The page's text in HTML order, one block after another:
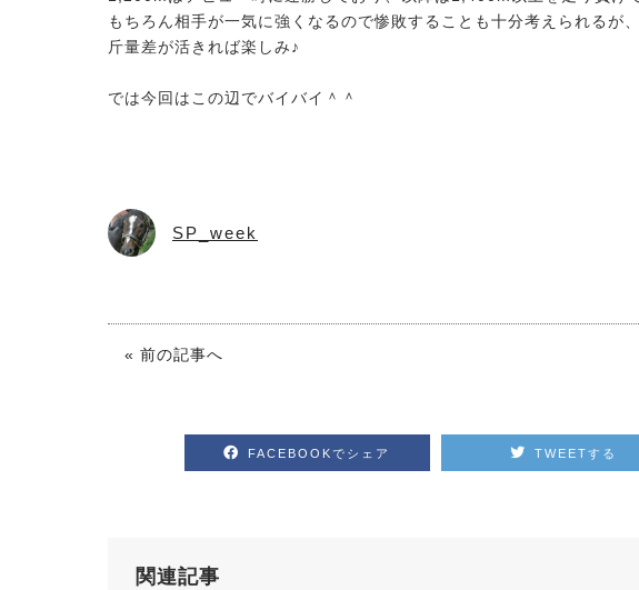
もちろん相手が一気に強くなるので惨敗することも十分考えられる
斤量差が活きれば楽しみ♪
では今回はこの辺でバイバイ＾＾
SP_week
« 前の記事へ
FACEBOOKでシェア TWEETする
関連記事
2026 POPUP出店！